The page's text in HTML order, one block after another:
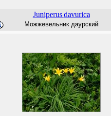
Juniperus davurica
Можжевельник даурский